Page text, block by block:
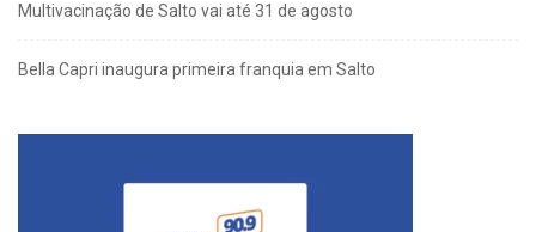
Multivacinação de Salto vai até 31 de agosto
Bella Capri inaugura primeira franquia em Salto